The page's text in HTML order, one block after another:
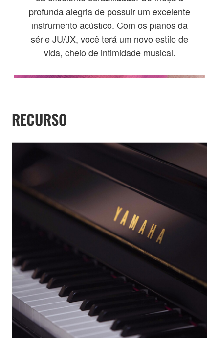
profunda alegria de possuir um excelente
instrumento acústico. Com os pianos da
série JU/JX, você terá um novo estilo de
vida, cheio de intimidade musical.
RECURSO